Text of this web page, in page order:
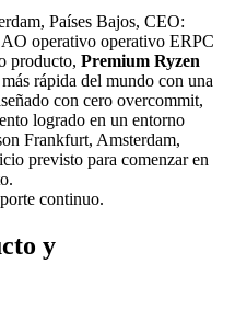
Países Bajos, CEO:
operativo operativo ERPC
producto, Premium Ryzen
rápida del mundo con una
con cero overcommit,
logrado en un entorno
Frankfurt, Amsterdam,
previsto para comenzar en
continuo.
y